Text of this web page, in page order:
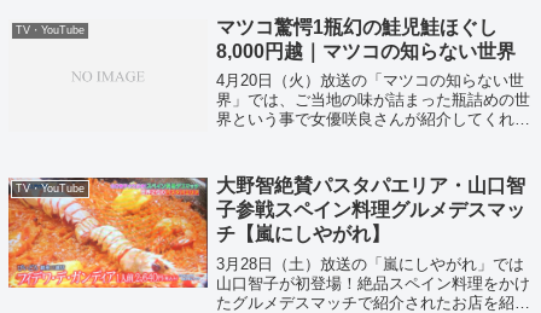
TV・YouTube
マツコ驚愕1瓶幻の鮭児鮭ほぐし
8,000円越｜マツコの知らない世界
4月20日（火）放送の「マツコの知らない世
界」では、ご当地の味が詰まった瓶詰めの世
界という事で女優咲良さんが紹介してくれま
TV・YouTube
大野智絶賛パスタパエリア・山口智
子参戦スペイン料理グルメデスマッ
チ【嵐にしやがれ】
3月28日（土）放送の「嵐にしやがれ」では
山口智子が初登場！絶品スペイン料理をかけ
たグルメデスマッチで紹介されたお店を紹介